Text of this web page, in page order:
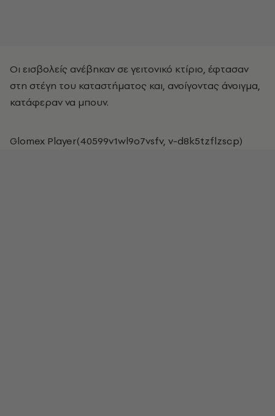
Οι εισβολείς ανέβηκαν σε γειτονικό κτίριο, έφτασαν
στη στέγη του καταστήματος και, ανοίγοντας άνοιγμα,
κατάφεραν να μπουν.
Glomex Player(40599v1wl9o7vsfv, v-d8k5tzflzscp)